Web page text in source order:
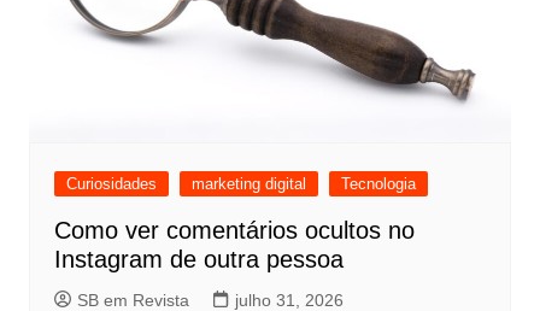
Curiosidades marketing digital Tecnologia
Como ver comentários ocultos no
Instagram de outra pessoa
SB em Revista julho 31, 2026